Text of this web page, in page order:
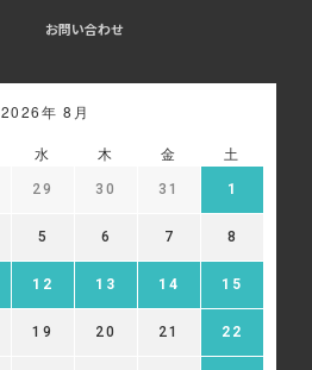
お問い合わせ
2026年 8月
水 木 金 土
29 30 31 1
5 6 7 8
12 13 14 15
19 20 21 22